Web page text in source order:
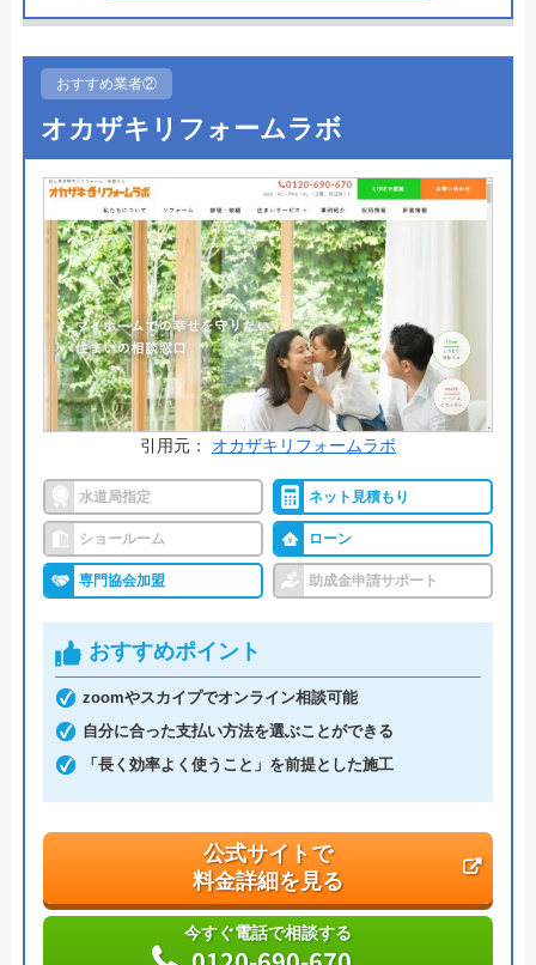
高く、個人宅だけでなく企業実績も豊富なため安心
ホームページで表示されている価格は、商品代金・
工事費・処分費などすべてを含んだ最終金額となっ
ており、表示価格以外は一切かからないので安心で
出張料金や見積もり料金はかからず、トイレ交換で
はかかせない「排水形式の確認」や「取付可能トイ
レの紹介」も無料で行ってくれるので、まずは気軽
に相談してみてはいかがでしょうか。
公式サイトで
料金詳細を見る
今すぐ電話で相談する
0120-221-611
受付時間： 24時間
ハウスラボホーム の基本情報
運営会社 株式会社ハウスラボ
代表者 丸山英利
〒556-0014
大阪府大阪市浪速区大国2丁目1番6号
おすすめ業者②
オカザキリフォームラボ
引用元： オカザキリフォームラボ
水道局指定 ネット見積もり
ショールーム ローン
専門協会加盟 助成金申請サポート
おすすめポイント
zoomやスカイプでオンライン相談可能
自分に合った支払い方法を選ぶことができる
「長く効率よく使うこと」を前提とした施工
公式サイトで
料金詳細を見る
今すぐ電話で相談する